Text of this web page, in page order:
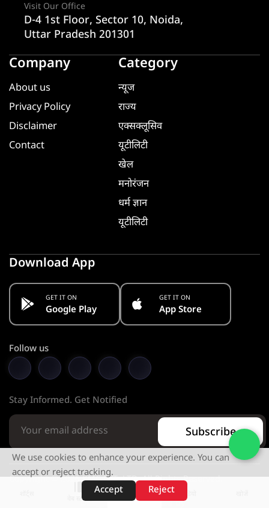
वेब स्टोरीज़
Visit Our Office
D-4 1st Floor, Sector 10, Noida,
Uttar Pradesh 201301
Company
About us
Privacy Policy
Disclaimer
Contact
Category
न्यूज
राज्य
एक्सक्लूसिव
यूटीलिटी
खेल
मनोरंजन
धर्म ज्ञान
यूटीलिटी
Download App
GET IT ON
Google Play
GET IT ON
App Store
Follow us
Stay Informed. Get Notified
Subscribe
Copyright © 2026 KMC PVT. LTD. All Rights Reserved.
Designed & Developed by
We use cookies to enhance your experience. You can
accept or reject tracking.
Accept
Reject